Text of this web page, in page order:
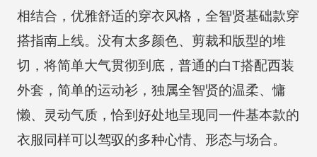
相结合，优雅舒适的穿衣风格，全智贤基础款穿
搭指南上线。没有太多颜色、剪裁和版型的堆
切，将简单大气贯彻到底，普通的白T搭配西装
外套，简单的运动衫，独属全智贤的温柔、慵
懒、灵动气质，恰到好处地呈现同一件基本款的
衣服同样可以驾驭的多种心情、形态与场合。